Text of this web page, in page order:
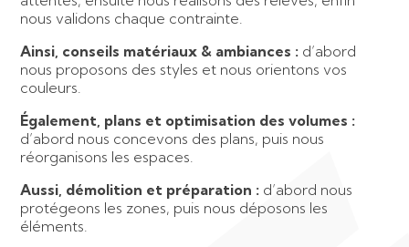
nous validons chaque contrainte.
Ainsi, conseils matériaux & ambiances : d’abord
nous proposons des styles et nous orientons vos
couleurs.
Également, plans et optimisation des volumes :
d’abord nous concevons des plans, puis nous
réorganisons les espaces.
Aussi, démolition et préparation : d’abord nous
protégeons les zones, puis nous déposons les
éléments.